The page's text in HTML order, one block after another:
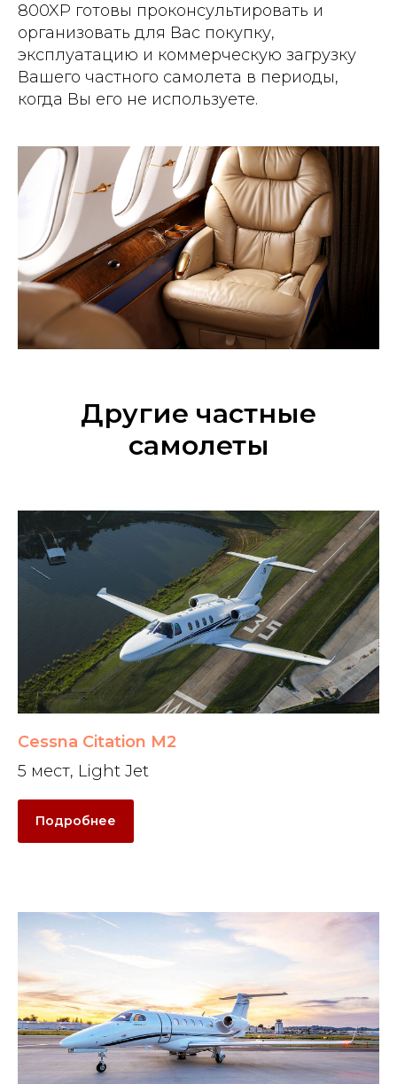
800XP готовы проконсультировать и
организовать для Вас покупку,
эксплуатацию и коммерческую загрузку
Вашего частного самолета в периоды,
когда Вы его не используете.
Другие частные
самолеты
Cessna Citation M2
5 мест, Light Jet
Подробнее